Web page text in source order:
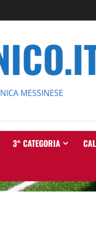
MESSINESE
3^ CATEGORIA